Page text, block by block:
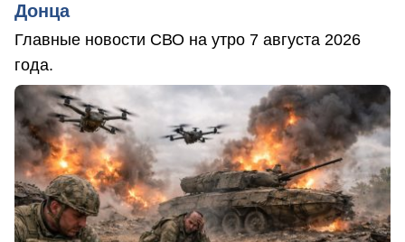
Донца
Главные новости СВО на утро 7 августа 2026
года.